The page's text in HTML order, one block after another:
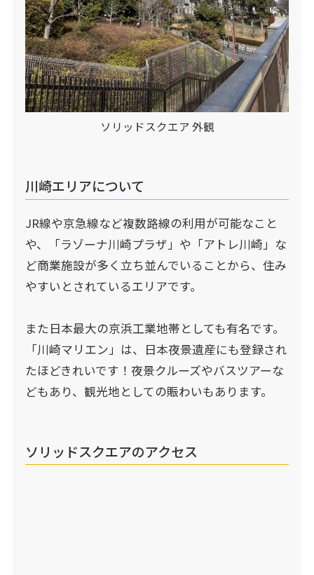
ソリッドスクエア 外観
川崎エリアについて
JR線や京急線など複数路線の利用が可能なこと
や、「ラゾーナ川崎プラザ」や「アトレ川崎」な
ど商業施設が多く立ち並んでいることから、住み
やすいとされているエリアです。
また日本最大の京浜工業地帯としても有名です。
「川崎マリエン」は、日本夜景遺産にも登録され
たほどきれいです！夜景クルーズやバスツアーな
どもあり、観光地としての賑わいもあります。
ソリッドスクエアのアクセス